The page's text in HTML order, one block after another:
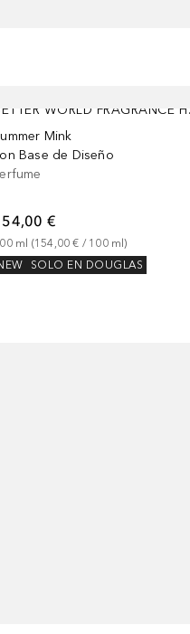
Mink
Base de Diseño
€
ml (154,00 € / 100 ml)
SOLO EN DOUGLAS